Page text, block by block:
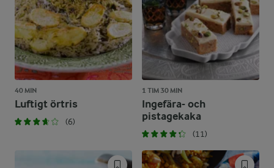
40 MIN
Luftigt örtris
(6)
1 TIM 30 MIN
Ingefära- och
pistagekaka
(11)